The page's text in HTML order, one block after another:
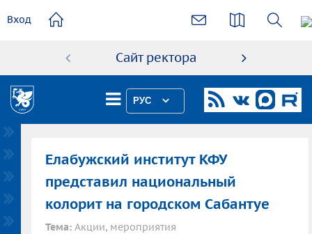
содержанию
Вход
Сайт ректора
РУС
Елабужский институт КФУ
представил национальный
колорит на городском Сабантуе
Тема: Акции, мероприятия